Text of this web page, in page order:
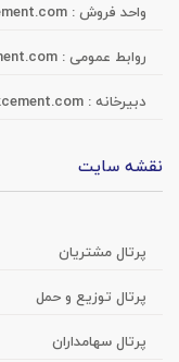
واحد فروش :
روابط عمومی :
دبیرخانه :
نقشه سایت
پرتال مشتریان
پرتال توزیع و حمل
پرتال سهامداران